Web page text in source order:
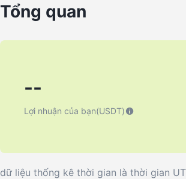
Tổng quan
--
Lợi nhuận của bạn(USDT)
dữ liệu thống kê thời gian là thời gian